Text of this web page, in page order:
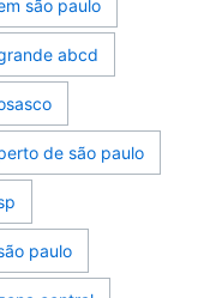
são paulo
abcd
de são paulo
paulo